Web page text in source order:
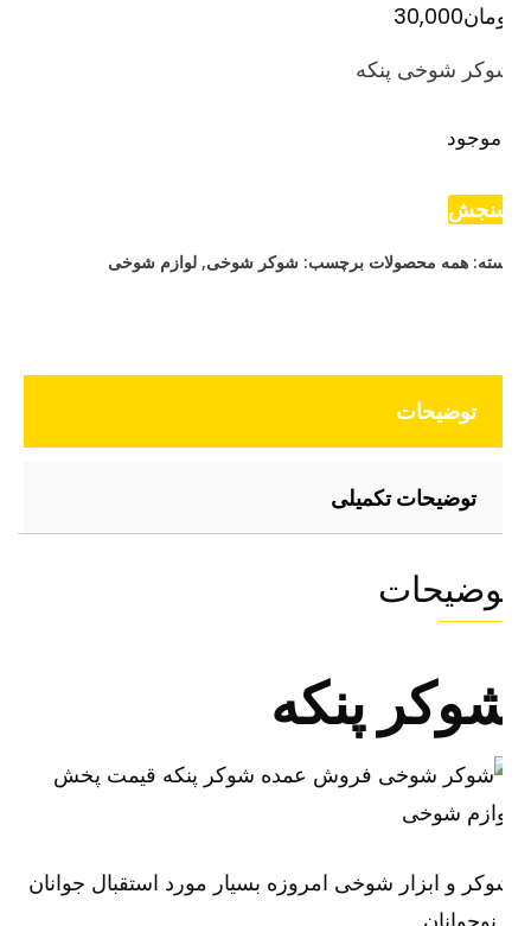
30,000
شوخی پنکه
همه محصولات برچسب:شوکر شوخی,لوازم شوخی
توضیحات
توضیحات تکمیلی
پنکه
و ابزار شوخی امروزه بسیار مورد استقبال جوانان